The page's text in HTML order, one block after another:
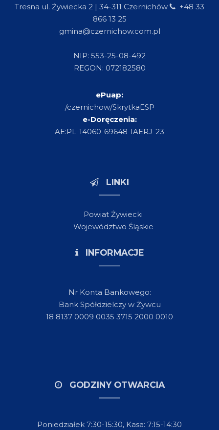
Tresna ul. Żywiecka 2 | 34-311 Czernichów
+48 33
866 13 25
gmina@czernichow.com.pl
NIP: 553-25-08-492
REGON: 072182580
ePuap:
/czernichow/SkrytkaESP
e-Doręczenia:
AE:PL-14060-69648-IAERJ-23
LINKI
Powiat Żywiecki
Województwo Śląskie
INFORMACJE
Nr Konta Bankowego:
Bank Spółdzielczy w Żywcu
18 8137 0009 0035 3715 2000 0010
GODZINY OTWARCIA
Poniedziałek 7:30-15:30, Kasa: 7:15-14:30